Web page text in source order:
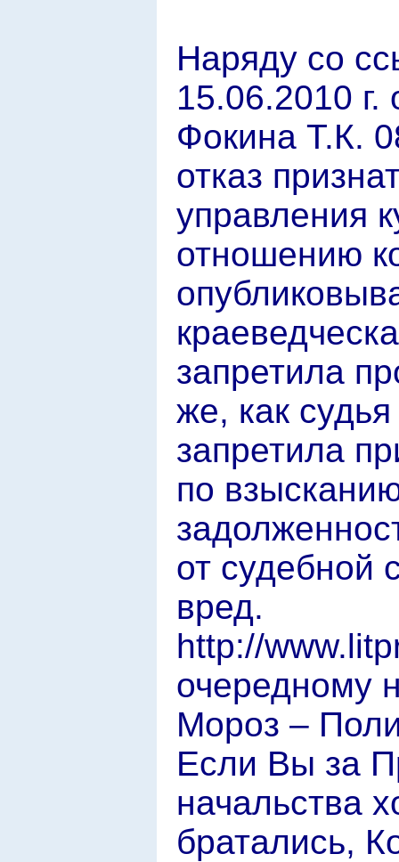
Наряду со
15.06.2010 г.
Фокина Т.К.
отказ
управления
отношению
запретила
же, как
запретила
по
от судебной
вред.
http://
очередному
Мороз –
Если Вы за
начальства
братались,